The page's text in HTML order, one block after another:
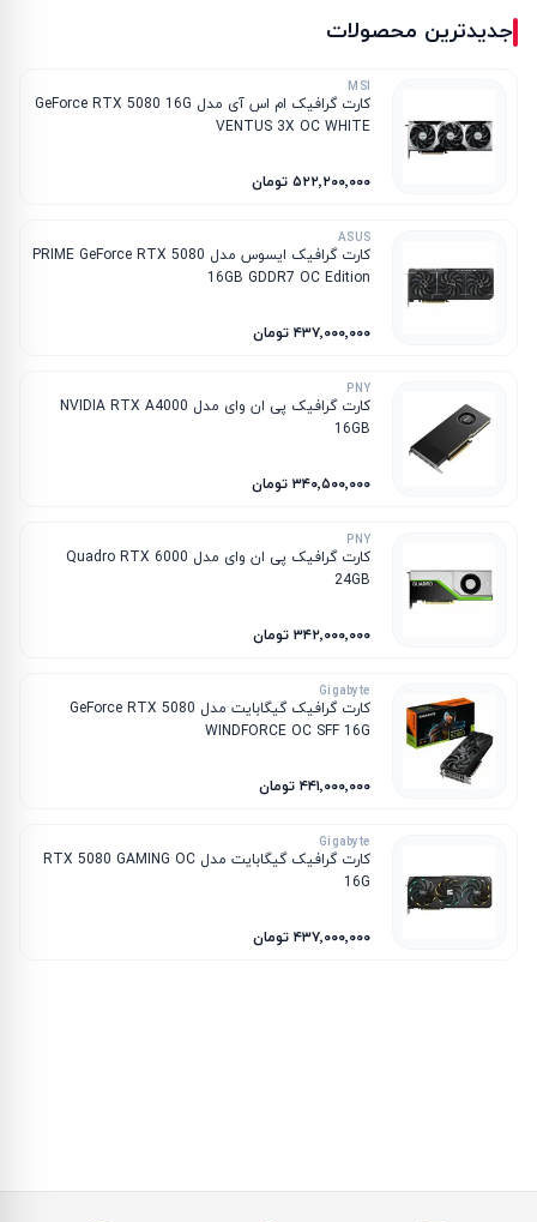
جدیدترین محصولات
MSI
کارت گرافیک ام‌ اس‌ آی مدل GeForce RTX 5080 16G
VENTUS 3X OC WHITE
۵۲۲٬۲۰۰٬۰۰۰ تومان
ASUS
کارت گرافیک ایسوس مدل PRIME GeForce RTX 5080
16GB GDDR7 OC Edition
۴۳۷٬۰۰۰٬۰۰۰ تومان
PNY
کارت گرافیک پی ان وای مدل NVIDIA RTX A4000
16GB
۳۴۰٬۵۰۰٬۰۰۰ تومان
PNY
کارت گرافیک پی ان وای مدل Quadro RTX 6000
24GB
۳۴۲٬۰۰۰٬۰۰۰ تومان
Gigabyte
کارت گرافیک گیگابایت مدل GeForce RTX 5080
WINDFORCE OC SFF 16G
۴۴۱٬۰۰۰٬۰۰۰ تومان
Gigabyte
کارت گرافیک گیگابایت مدل RTX 5080 GAMING OC
16G
۴۳۷٬۰۰۰٬۰۰۰ تومان